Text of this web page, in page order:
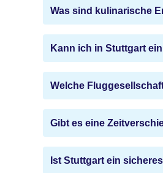
Was sind kulinarische
Kann ich in Stuttgart
Welche
Gibt es eine
Ist Stuttgart ein